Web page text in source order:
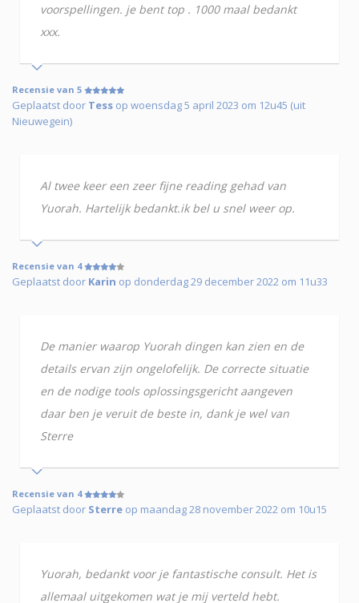
voorspellingen. je bent top . 1000 maal bedankt
xxx.
Recensie van 5
Geplaatst door Tess op woensdag 5 april 2023 om 12u45 (uit
Nieuwegein)
Al twee keer een zeer fijne reading gehad van
Yuorah. Hartelijk bedankt.ik bel u snel weer op.
Recensie van 4
Geplaatst door Karin op donderdag 29 december 2022 om 11u33
De manier waarop Yuorah dingen kan zien en de
details ervan zijn ongelofelijk. De correcte situatie
en de nodige tools oplossingsgericht aangeven
daar ben je veruit de beste in, dank je wel van
Sterre
Recensie van 4
Geplaatst door Sterre op maandag 28 november 2022 om 10u15
Yuorah, bedankt voor je fantastische consult. Het is
allemaal uitgekomen wat je mij verteld hebt.